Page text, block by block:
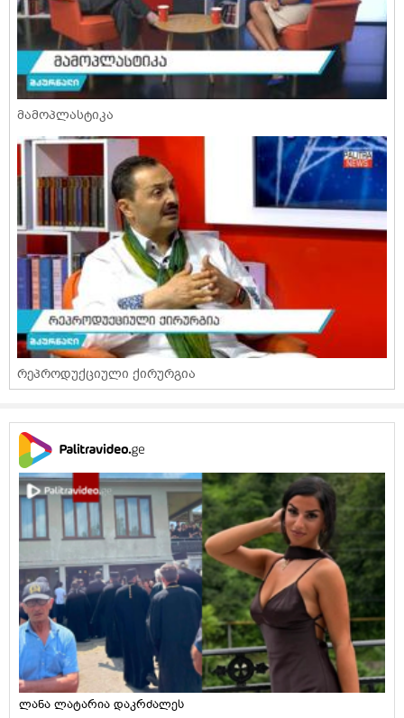
მამოპლასტიკა
რეპროდუქციული ქირურგია
ლანა ლატარია დაკრძალეს